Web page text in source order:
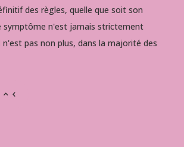
des règles, quelle que soit son
symptôme n'est jamais strictement
pas non plus, dans la majorité des